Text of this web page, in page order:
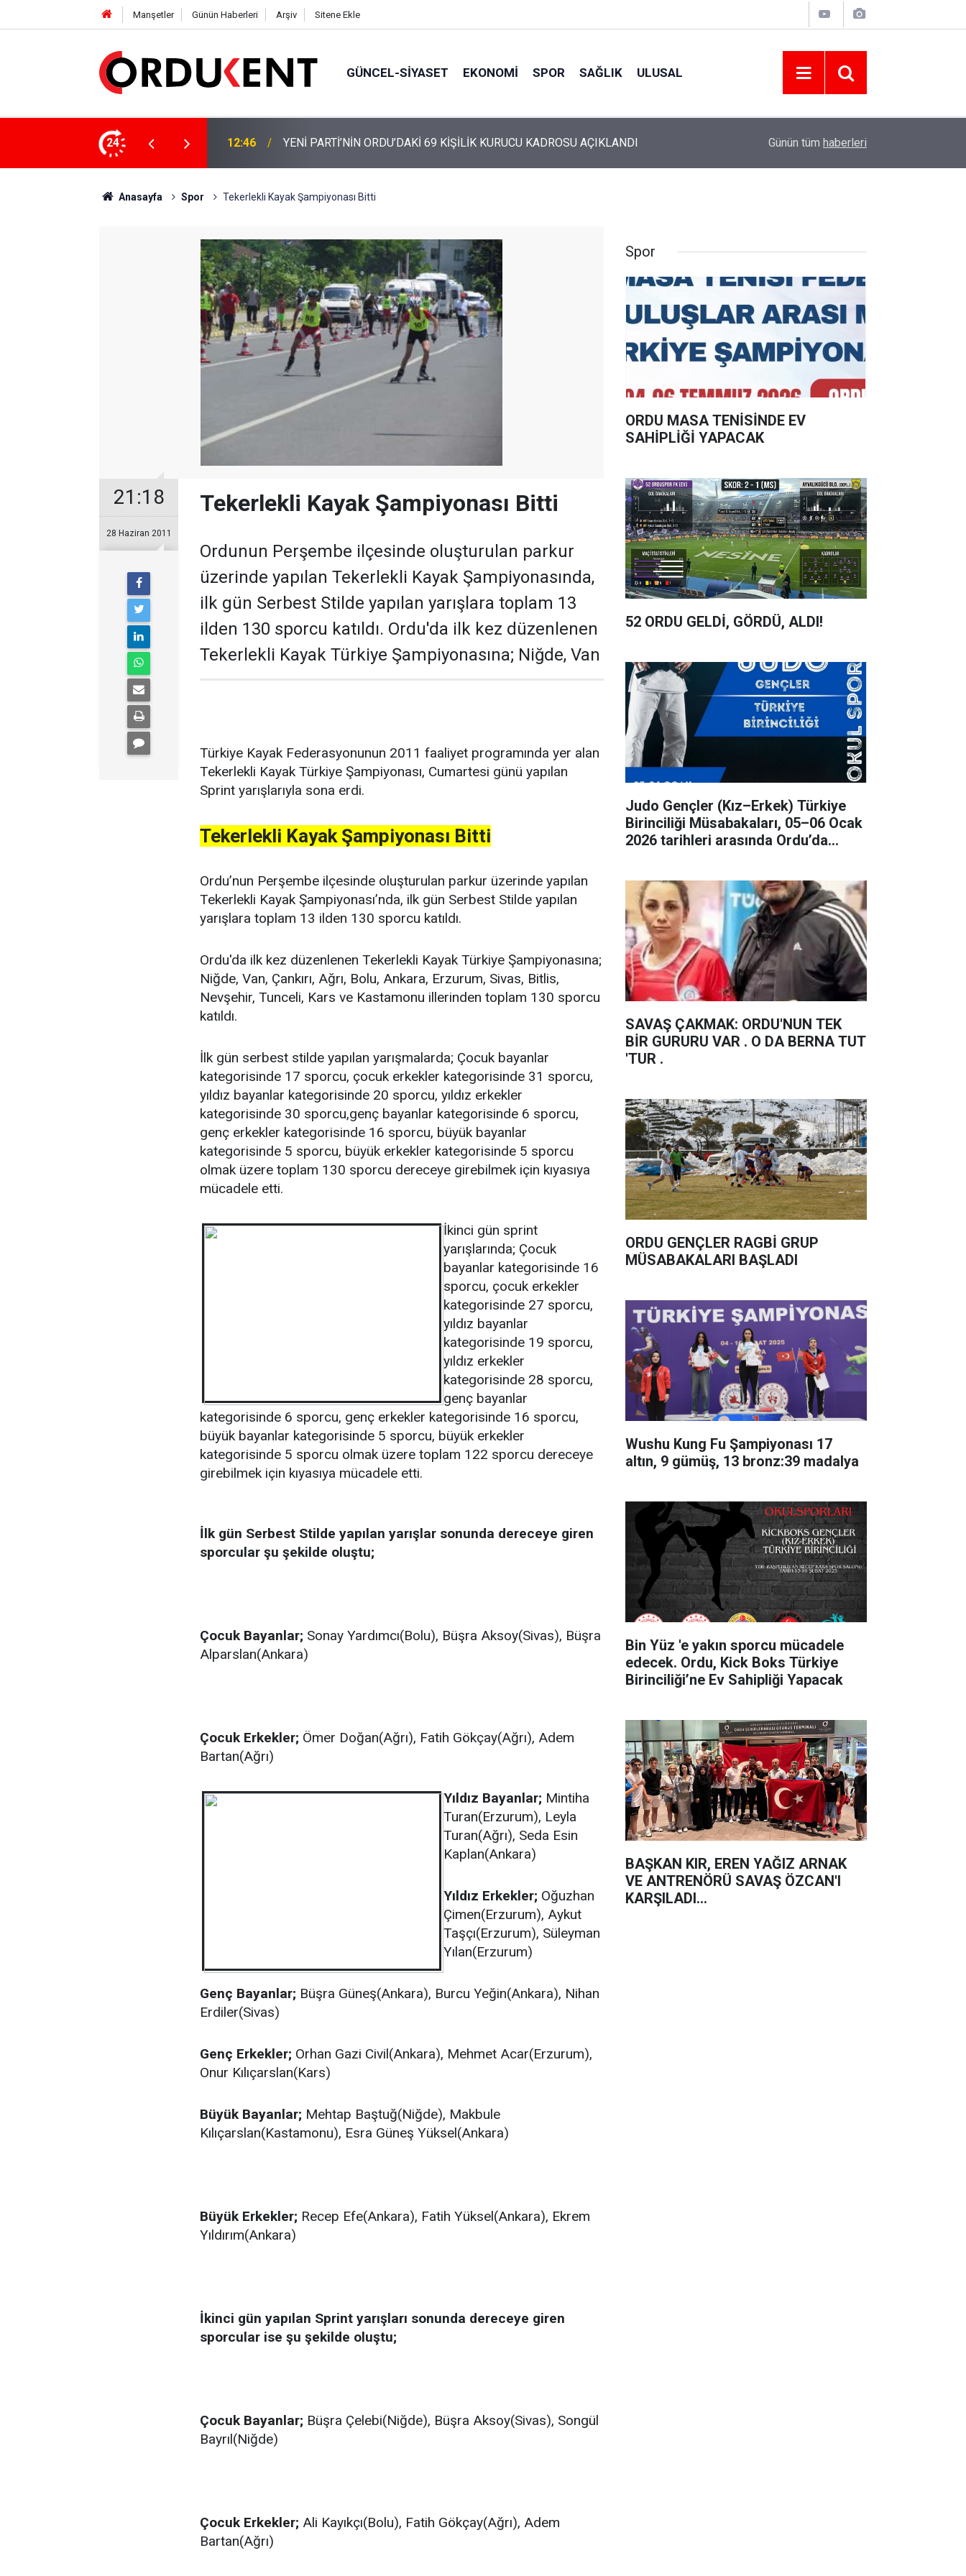
Manşetler Günün Haberleri Arşiv Sitene Ekle
GÜNCEL-SIYASET EKONOMI SPOR SAĞLIK ULUSAL
24
4 MİLYON LİRAYA YAKIN DESTEK 12:46 YENİ PARTİ’NİN ORDU’DAKİ 69 KİŞİLİK KURUCU KADROSU AÇIKLANDI YENİ PARTİ ALTINORDU’DA KURUCU
Günün tüm haberleri
Anasayfa Spor Tekerlekli Kayak Şampiyonası Bitti
21:18
28 Haziran 2011
Tekerlekli Kayak Şampiyonası Bitti
Ordunun Perşembe ilçesinde oluşturulan parkur
üzerinde yapılan Tekerlekli Kayak Şampiyonasında,
ilk gün Serbest Stilde yapılan yarışlara toplam 13
ilden 130 sporcu katıldı. Ordu'da ilk kez düzenlenen
Tekerlekli Kayak Türkiye Şampiyonasına; Niğde, Van
Türkiye Kayak Federasyonunun 2011 faaliyet programında yer alan
Tekerlekli Kayak Türkiye Şampiyonası, Cumartesi günü yapılan
Sprint yarışlarıyla sona erdi.
Tekerlekli Kayak Şampiyonası Bitti
Ordu’nun Perşembe ilçesinde oluşturulan parkur üzerinde yapılan
Tekerlekli Kayak Şampiyonası’nda, ilk gün Serbest Stilde yapılan
yarışlara toplam 13 ilden 130 sporcu katıldı.
Ordu'da ilk kez düzenlenen Tekerlekli Kayak Türkiye Şampiyonasına;
Niğde, Van, Çankırı, Ağrı, Bolu, Ankara, Erzurum, Sivas, Bitlis,
Nevşehir, Tunceli, Kars ve Kastamonu illerinden toplam 130 sporcu
katıldı.
İlk gün serbest stilde yapılan yarışmalarda; Çocuk bayanlar
kategorisinde 17 sporcu, çocuk erkekler kategorisinde 31 sporcu,
yıldız bayanlar kategorisinde 20 sporcu, yıldız erkekler
kategorisinde 30 sporcu,genç bayanlar kategorisinde 6 sporcu,
genç erkekler kategorisinde 16 sporcu, büyük bayanlar
kategorisinde 5 sporcu, büyük erkekler kategorisinde 5 sporcu
olmak üzere toplam 130 sporcu dereceye girebilmek için kıyasıya
mücadele etti.
İkinci gün sprint
yarışlarında; Çocuk
bayanlar kategorisinde 16
sporcu, çocuk erkekler
kategorisinde 27 sporcu,
yıldız bayanlar
kategorisinde 19 sporcu,
yıldız erkekler
kategorisinde 28 sporcu,
genç bayanlar
kategorisinde 6 sporcu, genç erkekler kategorisinde 16 sporcu,
büyük bayanlar kategorisinde 5 sporcu, büyük erkekler
kategorisinde 5 sporcu olmak üzere toplam 122 sporcu dereceye
girebilmek için kıyasıya mücadele etti.
İlk gün Serbest Stilde yapılan yarışlar sonunda dereceye giren
sporcular şu şekilde oluştu;
Çocuk Bayanlar; Sonay Yardımcı(Bolu), Büşra Aksoy(Sivas), Büşra
Alparslan(Ankara)
Çocuk Erkekler; Ömer Doğan(Ağrı), Fatih Gökçay(Ağrı), Adem
Bartan(Ağrı)
Yıldız Bayanlar; Mintiha
Turan(Erzurum), Leyla
Turan(Ağrı), Seda Esin
Kaplan(Ankara)
Yıldız Erkekler; Oğuzhan
Çimen(Erzurum), Aykut
Taşçı(Erzurum), Süleyman
Yılan(Erzurum)
Genç Bayanlar; Büşra Güneş(Ankara), Burcu Yeğin(Ankara), Nihan
Erdiler(Sivas)
Genç Erkekler; Orhan Gazi Civil(Ankara), Mehmet Acar(Erzurum),
Onur Kılıçarslan(Kars)
Büyük Bayanlar; Mehtap Baştuğ(Niğde), Makbule
Kılıçarslan(Kastamonu), Esra Güneş Yüksel(Ankara)
Büyük Erkekler; Recep Efe(Ankara), Fatih Yüksel(Ankara), Ekrem
Yıldırım(Ankara)
İkinci gün yapılan Sprint yarışları sonunda dereceye giren
sporcular ise şu şekilde oluştu;
Çocuk Bayanlar; Büşra Çelebi(Niğde), Büşra Aksoy(Sivas), Songül
Bayrıl(Niğde)
Çocuk Erkekler; Ali Kayıkçı(Bolu), Fatih Gökçay(Ağrı), Adem
Bartan(Ağrı)
Spor
ORDU MASA TENİSİNDE EV
SAHİPLİĞİ YAPACAK
52 ORDU GELDİ, GÖRDÜ, ALDI!
Judo Gençler (Kız–Erkek) Türkiye
Birinciliği Müsabakaları, 05–06 Ocak
2026 tarihleri arasında Ordu’da
SAVAŞ ÇAKMAK: ORDU'NUN TEK
BİR GURURU VAR . O DA BERNA TUT
'TUR .
ORDU GENÇLER RAGBİ GRUP
MÜSABAKALARI BAŞLADI
Wushu Kung Fu Şampiyonası 17
altın, 9 gümüş, 13 bronz:39 madalya
Bin Yüz 'e yakın sporcu mücadele
edecek. Ordu, Kick Boks Türkiye
Birinciliği’ne Ev Sahipliği Yapacak
BAŞKAN KIR, EREN YAĞIZ ARNAK
VE ANTRENÖRÜ SAVAŞ ÖZCAN'I
KARŞILADI...